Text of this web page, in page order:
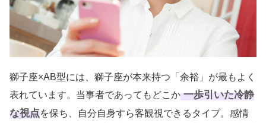
獅子座×AB型には、獅子座が本来持つ「余裕」が最もよく
表れています。当事者であってもどこか 一歩引いた冷静
な視点を保ち、自分自身すら客観視できるタイプ。感情